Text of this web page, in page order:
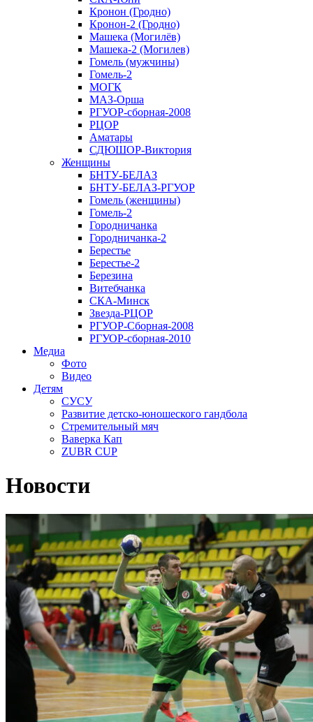
Кронон (Гродно)
Кронон-2 (Гродно)
Машека (Могилёв)
Машека-2 (Могилев)
Гомель (мужчины)
Гомель-2
МОГК
МАЗ-Орша
РГУОР-сборная-2008
РЦОР
Аматары
СДЮШОР-Виктория
Женщины
БНТУ-БЕЛАЗ
БНТУ-БЕЛАЗ-РГУОР
Гомель (женщины)
Гомель-2
Городничанка
Городничанка-2
Берестье
Берестье-2
Березина
Витебчанка
СКА-Минск
Звезда-РЦОР
РГУОР-Сборная-2008
РГУОР-сборная-2010
Медиа
Фото
Видео
Детям
СУСУ
Развитие детско-юношеского гандбола
Стремительный мяч
Ваверка Кап
ZUBR CUP
Новости